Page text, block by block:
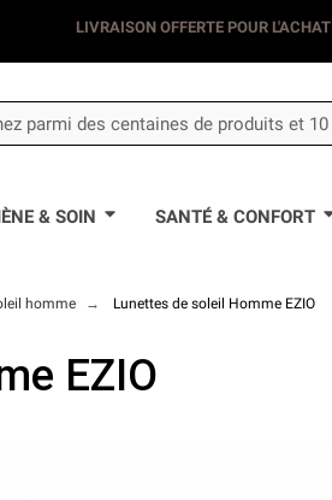
LIVRAISON DÈS 3.50€
& SOIN SANTÉ & CONFORT
homme Lunettes de soleil Homme EZIO
EZIO